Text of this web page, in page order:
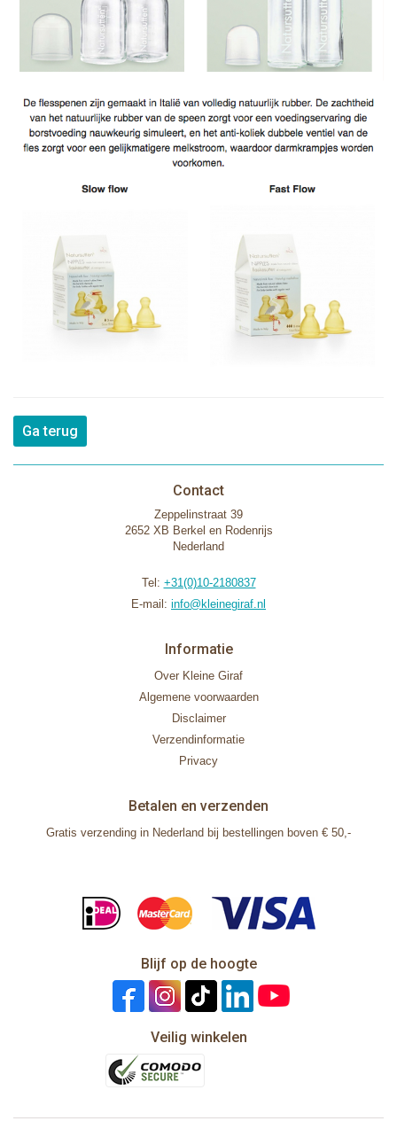
Ga terug
Contact
Zeppelinstraat 39
2652 XB Berkel en Rodenrijs
Nederland
Tel: +31(0)10-2180837
E-mail: info@kleinegiraf.nl
Informatie
Over Kleine Giraf
Algemene voorwaarden
Disclaimer
Verzendinformatie
Privacy
Betalen en verzenden
Gratis verzending in Nederland bij bestellingen boven € 50,-
Blijf op de hoogte
Veilig winkelen